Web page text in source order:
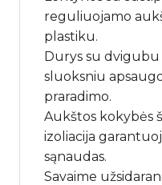
reguliuojamo
plastiku.
Durys su
sluoksniu
praradimo.
Aukštos kokybės
izoliacija
sąnaudas.
Savaime